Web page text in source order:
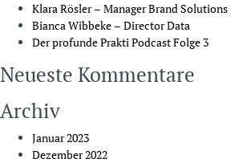
Klara Rösler – Manager Brand Solutions
Bianca Wibbeke – Director Data
Der profunde Prakti Podcast Folge 3
Neueste Kommentare
Archiv
Januar 2023
Dezember 2022